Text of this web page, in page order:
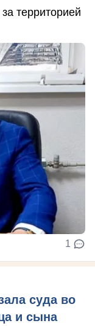
территорией
1
суда во
и сына